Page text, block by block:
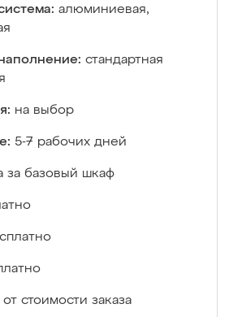
алюминиевая,
стандартная
на выбор
5-7 рабочих дней
за базовый шкаф
стоимости заказа